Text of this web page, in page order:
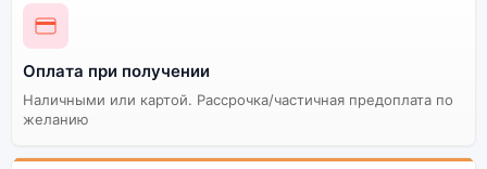
Оплата при получении
Наличными или картой. Рассрочка/частичная предоплата по
желанию